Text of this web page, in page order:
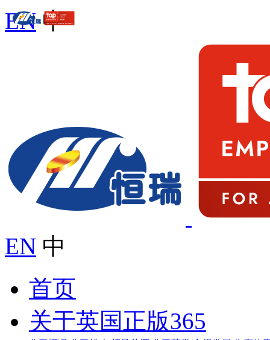
EN 中
EN 中
首页
关于英国正版365